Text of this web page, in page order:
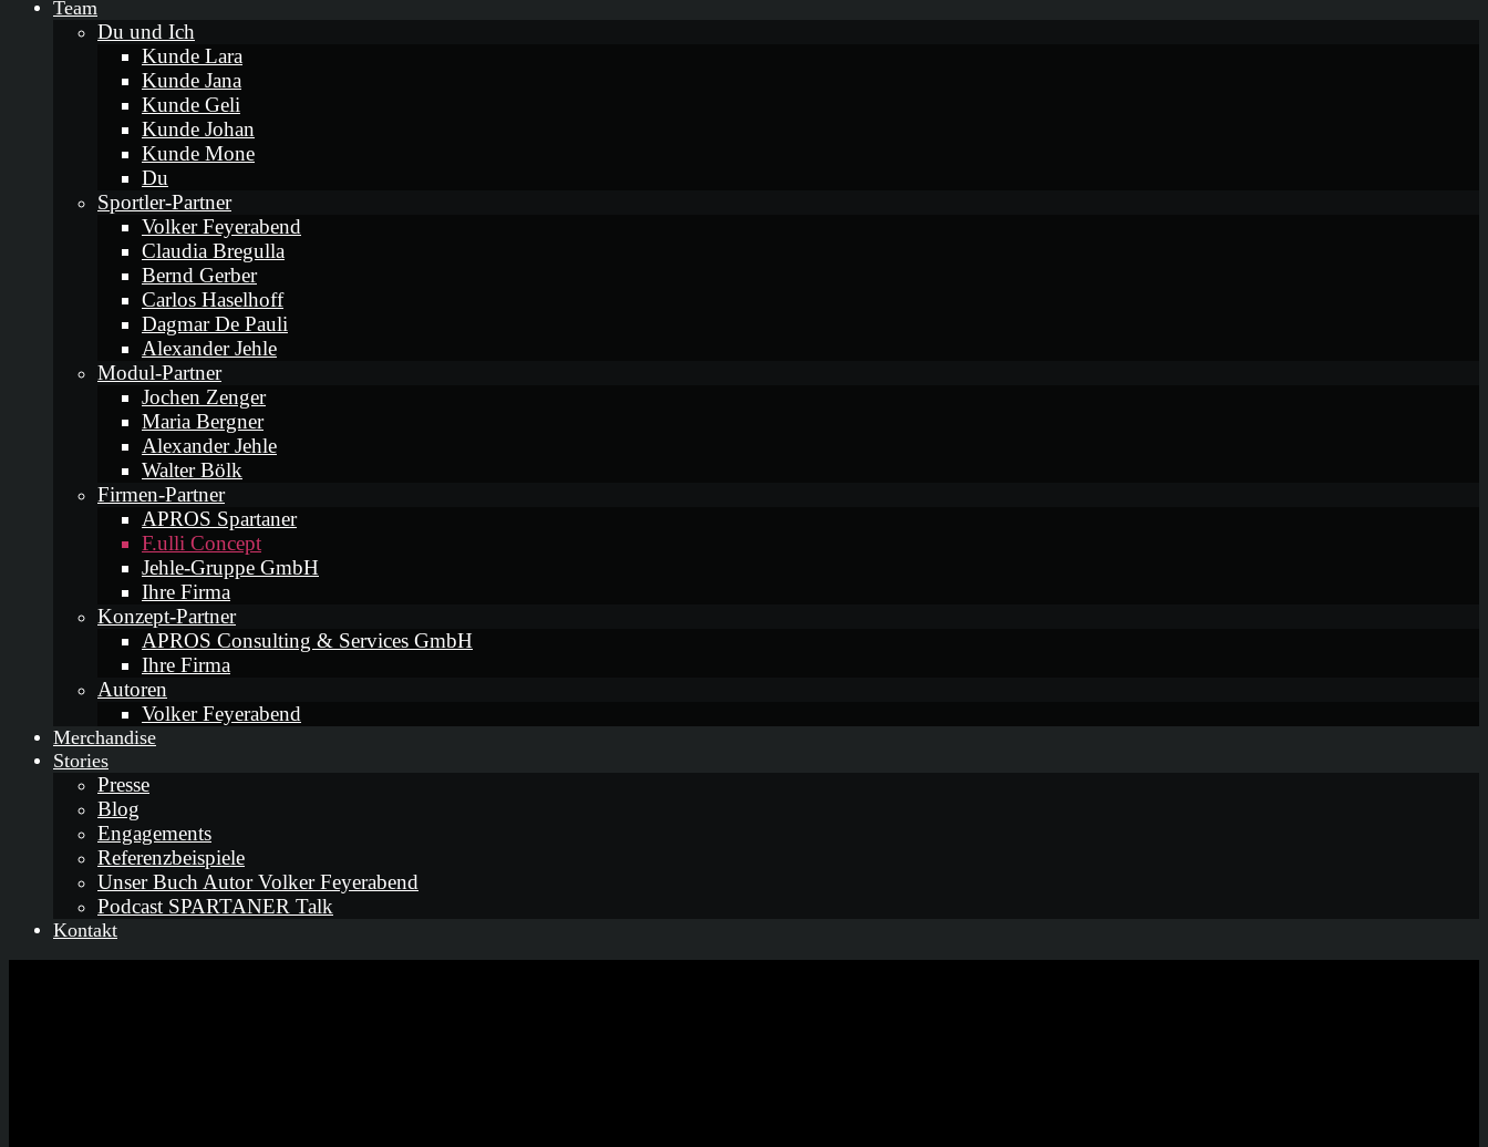
Team
Du und Ich
Kunde Lara
Kunde Jana
Kunde Geli
Kunde Johan
Kunde Mone
Du
Sportler-Partner
Volker Feyerabend
Claudia Bregulla
Bernd Gerber
Carlos Haselhoff
Dagmar De Pauli
Alexander Jehle
Modul-Partner
Jochen Zenger
Maria Bergner
Alexander Jehle
Walter Bölk
Firmen-Partner
APROS Spartaner
F.ulli Concept
Jehle-Gruppe GmbH
Ihre Firma
Konzept-Partner
APROS Consulting & Services GmbH
Ihre Firma
Autoren
Volker Feyerabend
Merchandise
Stories
Presse
Blog
Engagements
Referenzbeispiele
Unser Buch Autor Volker Feyerabend
Podcast SPARTANER Talk
Kontakt